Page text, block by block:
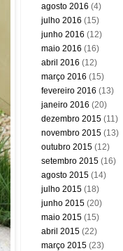
agosto 2016 (4)
julho 2016 (15)
junho 2016 (12)
maio 2016 (16)
abril 2016 (12)
março 2016 (15)
fevereiro 2016 (13)
janeiro 2016 (20)
dezembro 2015 (11)
novembro 2015 (13)
outubro 2015 (12)
setembro 2015 (16)
agosto 2015 (14)
julho 2015 (18)
junho 2015 (20)
maio 2015 (15)
abril 2015 (22)
março 2015 (23)